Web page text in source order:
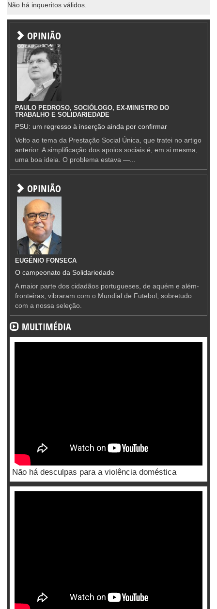
Não há inqueritos válidos.
OPINIÃO
PAULO PEDROSO, SOCIÓLOGO, EX-MINISTRO DO
TRABALHO E SOLIDARIEDADE
PSU: um regresso à inserção ainda por confirmar
Volto ao tema da Prestação Social Única, que tratei no artigo
anterior. A simplificação dos apoios sociais é, em si mesma,
uma boa ideia. O problema estava —...
OPINIÃO
EUGÉNIO FONSECA
O campeonato da Solidariedade
A maior parte dos cidadãos portugueses, de aquém e além-
fronteiras, vibraram com o Mundial de Futebol, sobretudo
com a nossa seleção.
MULTIMÉDIA
Não há desculpas para a violência doméstica